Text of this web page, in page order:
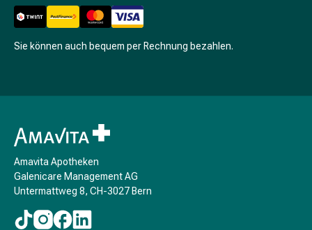
Pedicure
Basislack
&
&
Fussbad
Fusscreme
&
-
lotion
Fusspuder
Sie können auch bequem per Rechnung bezahlen.
Amavita Apotheken
Galenicare Management AG
Untermattweg 8, CH-3027 Bern